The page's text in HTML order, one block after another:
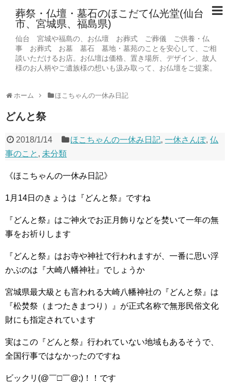
葬祭・仏壇・墓石のほこだて仏光堂(仙台
市、宮城県、福島県)
仙台 宮城や福島の、お仏壇 お葬式 ご葬儀 ご供養・仏
事 お葬式 お墓 墓石 墓地・墓苑のことを安心して、ご相
談いただけるお店。お仏壇は価格、置き場所、デザイン、故人
様のお人柄やご遺族様の想いも汲み取って、お仏壇をご提案。
ホーム ほこちゃんの一休み日記
どんと祭
2018/1/14 ほこちゃんの一休み日記,一休さんぽ,仏
事のこと , 未分類
《ほこちゃんの一休み日記》
1月14日のきょうは『どんと祭』ですね
『どんと祭』はご神火でお正月飾りなどを焚いて一年の無
事をお祈りします
『どんと祭』はお寺や神社で行われますが、一番に思い浮
かぶのは『大崎八幡神社』でしょうか
宮城県最大級とも言われる大崎八幡神社の『どんと祭』は
『松焚祭（まつたきまつり）』が正式名称で無形民俗文化
財にも指定されています
実はこの『どんと祭』行われていない地域もあるそうで、
全国行事ではなかったのですね
ビックリ(@￣□￣@;)！！です